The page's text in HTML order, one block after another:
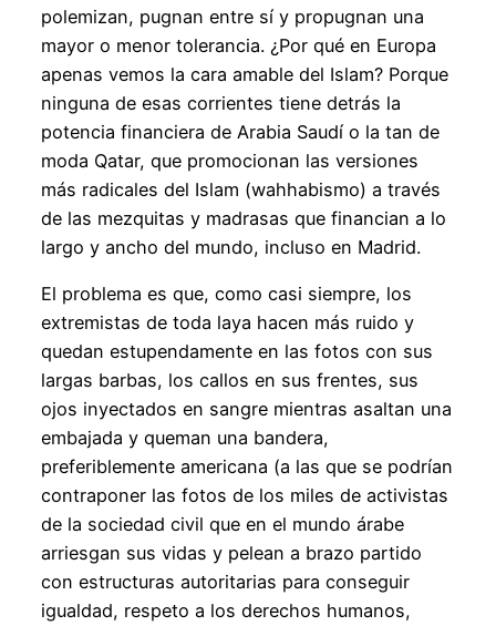
polemizan, pugnan entre sí y propugnan una
mayor o menor tolerancia. ¿Por qué en Europa
apenas vemos la cara amable del Islam? Porque
ninguna de esas corrientes tiene detrás la
potencia financiera de Arabia Saudí o la tan de
moda Qatar, que promocionan las versiones
más radicales del Islam (wahhabismo) a través
de las mezquitas y madrasas que financian a lo
largo y ancho del mundo, incluso en Madrid.
El problema es que, como casi siempre, los
extremistas de toda laya hacen más ruido y
quedan estupendamente en las fotos con sus
largas barbas, los callos en sus frentes, sus
ojos inyectados en sangre mientras asaltan una
embajada y queman una bandera,
preferiblemente americana (a las que se podrían
contraponer las fotos de los miles de activistas
de la sociedad civil que en el mundo árabe
arriesgan sus vidas y pelean a brazo partido
con estructuras autoritarias para conseguir
igualdad, respeto a los derechos humanos,